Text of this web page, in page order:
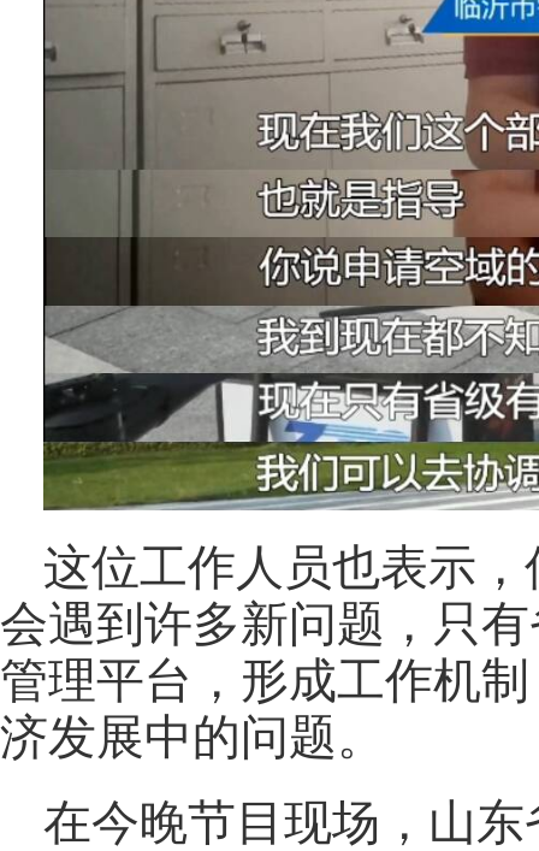
这位工作人员也表示
会遇到许多新问题，只
管理平台，形成工作机
济发展中的问题。
在今晚节目现场，山